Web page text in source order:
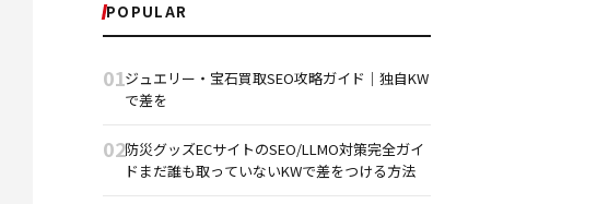
POPULAR
01ジュエリー・宝石買取SEO攻略ガイド｜独自KW
で差を
02防災グッズECサイトのSEO/LLMO対策完全ガイ
ドまだ誰も取っていないKWで差をつける方法